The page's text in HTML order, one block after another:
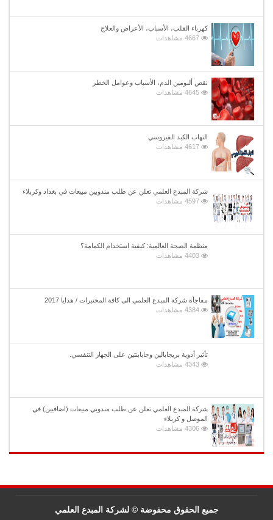
كهرباء القلب، الأسباب، الأعراض والعلاج
4667 مشاهدات
نقص ألبومين الدم، الأسباب وعوامل الخطر
4645 مشاهدات
التهاب الكبد الفيروسي
4617 مشاهدات
شركة المبدع العلمي تعلن عن طلب مندوبين مبيعات في بغداد وكربلاء
4597 مشاهدات
منظمة الصحة العالمية: كيفية استخدام الكمامة؟
4403 مشاهدات
مفاجأة شركة المبدع العلمي الى كافة المختبرات / هدايا 2017
4384 مشاهدات
تأثير أدوية بريجابالين وجابابنتين على الجهاز التنفسي.
4343 مشاهدات
شركة المبدع العلمي تعلن عن طلب مندوبي مبيعات (اضافيين) في
الموصل و كربلاء
4306 مشاهدات
جميع الحقوق محفوضة © لشركة المبدع العلمي